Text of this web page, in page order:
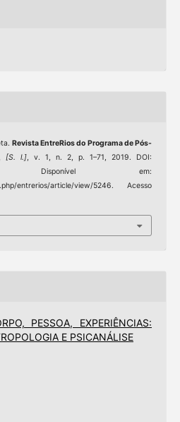
Revista EntreRios do Programa de Pós-
,[S. l.], v. 1, n. 2, p. 1–71, 2019. DOI:
Disponível em:
entrerios/article/view/5246. Acesso
PESSOA, EXPERIÊNCIAS:
E PSICANÁLISE